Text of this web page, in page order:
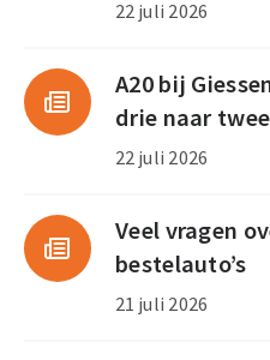
22 juli 2026
A20 bij
drie naar
22 juli 2026
Veel vragen
bestelauto’s
21 juli 2026